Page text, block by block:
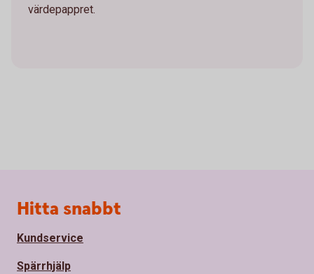
värdepappret.
Sidfot
Hitta snabbt
Kundservice
Spärrhjälp